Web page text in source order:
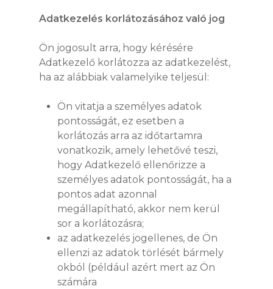
Adatkezelés korlátozásához való jog
Ön jogosult arra, hogy kérésére
Adatkezelő korlátozza az adatkezelést,
ha az alábbiak valamelyike teljesül:
Ön vitatja a személyes adatok
pontosságát, ez esetben a
korlátozás arra az időtartamra
vonatkozik, amely lehetővé teszi,
hogy Adatkezelő ellenőrizze a
személyes adatok pontosságát, ha a
pontos adat azonnal
megállapítható, akkor nem kerül
sor a korlátozásra;
az adatkezelés jogellenes, de Ön
ellenzi az adatok törlését bármely
okból (például azért mert az Ön
számára
SIMALUBE
AUTOMATA
SIMALUBE 15 ML
SIMALUBE
SIMALUBE
AUTOMATA
SIMATHERM
SIMATOOL